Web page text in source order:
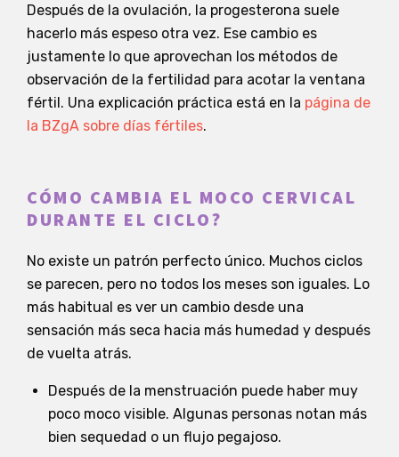
Después de la ovulación, la progesterona suele
hacerlo más espeso otra vez. Ese cambio es
justamente lo que aprovechan los métodos de
observación de la fertilidad para acotar la ventana
fértil. Una explicación práctica está en la página de
la BZgA sobre días fértiles.
CÓMO CAMBIA EL MOCO CERVICAL
DURANTE EL CICLO?
No existe un patrón perfecto único. Muchos ciclos
se parecen, pero no todos los meses son iguales. Lo
más habitual es ver un cambio desde una
sensación más seca hacia más humedad y después
de vuelta atrás.
Después de la menstruación puede haber muy
poco moco visible. Algunas personas notan más
bien sequedad o un flujo pegajoso.